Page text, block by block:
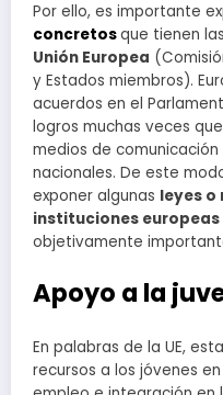
Por ello, es importante
concretosque tienen
Unión Europea
y Estados miembros).
acuerdos en el
logros muchas veces
medios de
nacionales. De este
exponer algunas leyes
instituciones europeas
objetivamente
Apoyo a la
En palabras de la UE,
recursos a los jóvenes